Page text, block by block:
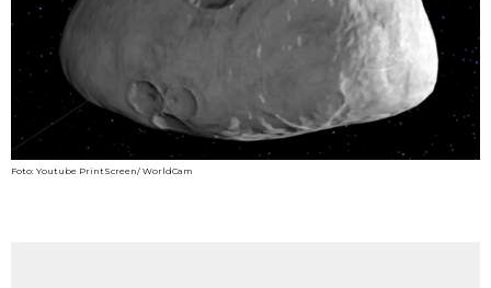
Foto: Youtube PrintScreen/ WorldCam